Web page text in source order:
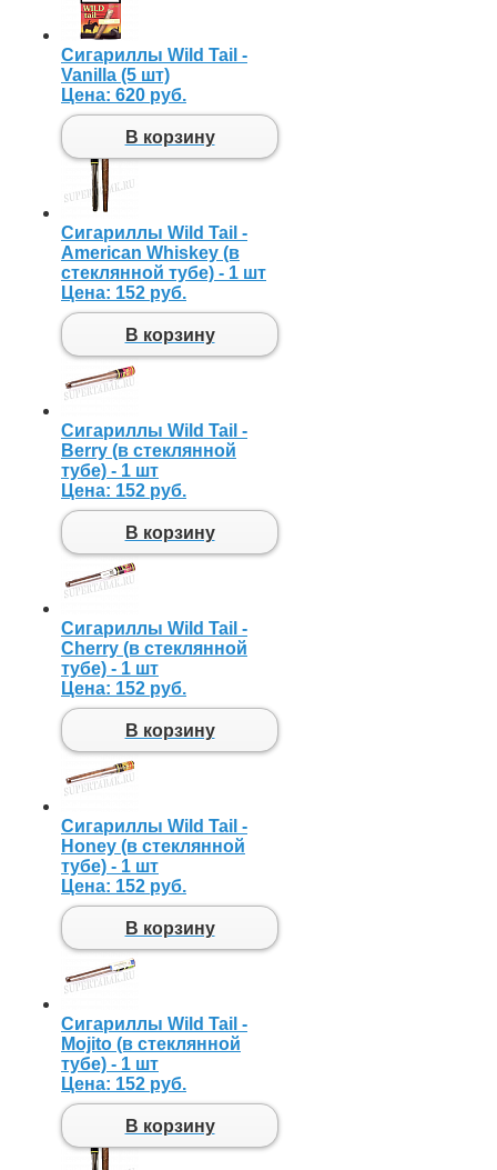
Сигариллы Wild Tail -
Vanilla (5 шт)
Цена: 620 руб.
В корзину
Сигариллы Wild Tail -
American Whiskey (в
стеклянной тубе) - 1 шт
Цена: 152 руб.
В корзину
Сигариллы Wild Tail -
Berry (в стеклянной
тубе) - 1 шт
Цена: 152 руб.
В корзину
Сигариллы Wild Tail -
Cherry (в стеклянной
тубе) - 1 шт
Цена: 152 руб.
В корзину
Сигариллы Wild Tail -
Honey (в стеклянной
тубе) - 1 шт
Цена: 152 руб.
В корзину
Сигариллы Wild Tail -
Mojito (в стеклянной
тубе) - 1 шт
Цена: 152 руб.
В корзину